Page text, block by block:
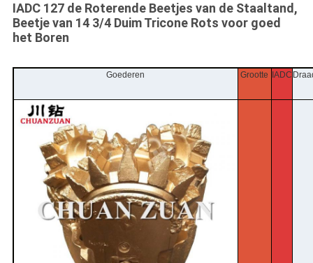
IADC 127 de Roterende Beetjes van de Staaltand,
Beetje van 14 3/4 Duim Tricone Rots voor goed
het Boren
Goederen Grootte IADC